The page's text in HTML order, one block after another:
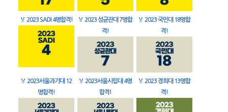
🏅 2023 SADI 4명합격! 🏅 2023 성균관대 7명합
격!
🏅 2023 국민대 18명합
격!
🏅 2023서울과기대 12
명합격!
🏅 2023서울시립대 4명
합격!
🏅 2023 경희대 13명합
격!